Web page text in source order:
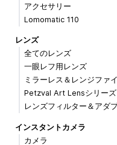
アクセサリー
Lomomatic 110
レンズ
全てのレンズ
一眼レフ用レンズ
ミラーレス＆レンジファ
Petzval Art Lensシリーズ
レンズフィルター＆アダ
インスタントカメラ
カメラ